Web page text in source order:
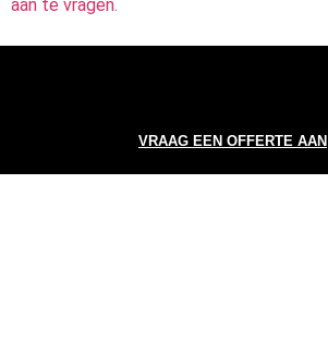
aan te vragen.
VRAAG EEN OFFERTE AAN